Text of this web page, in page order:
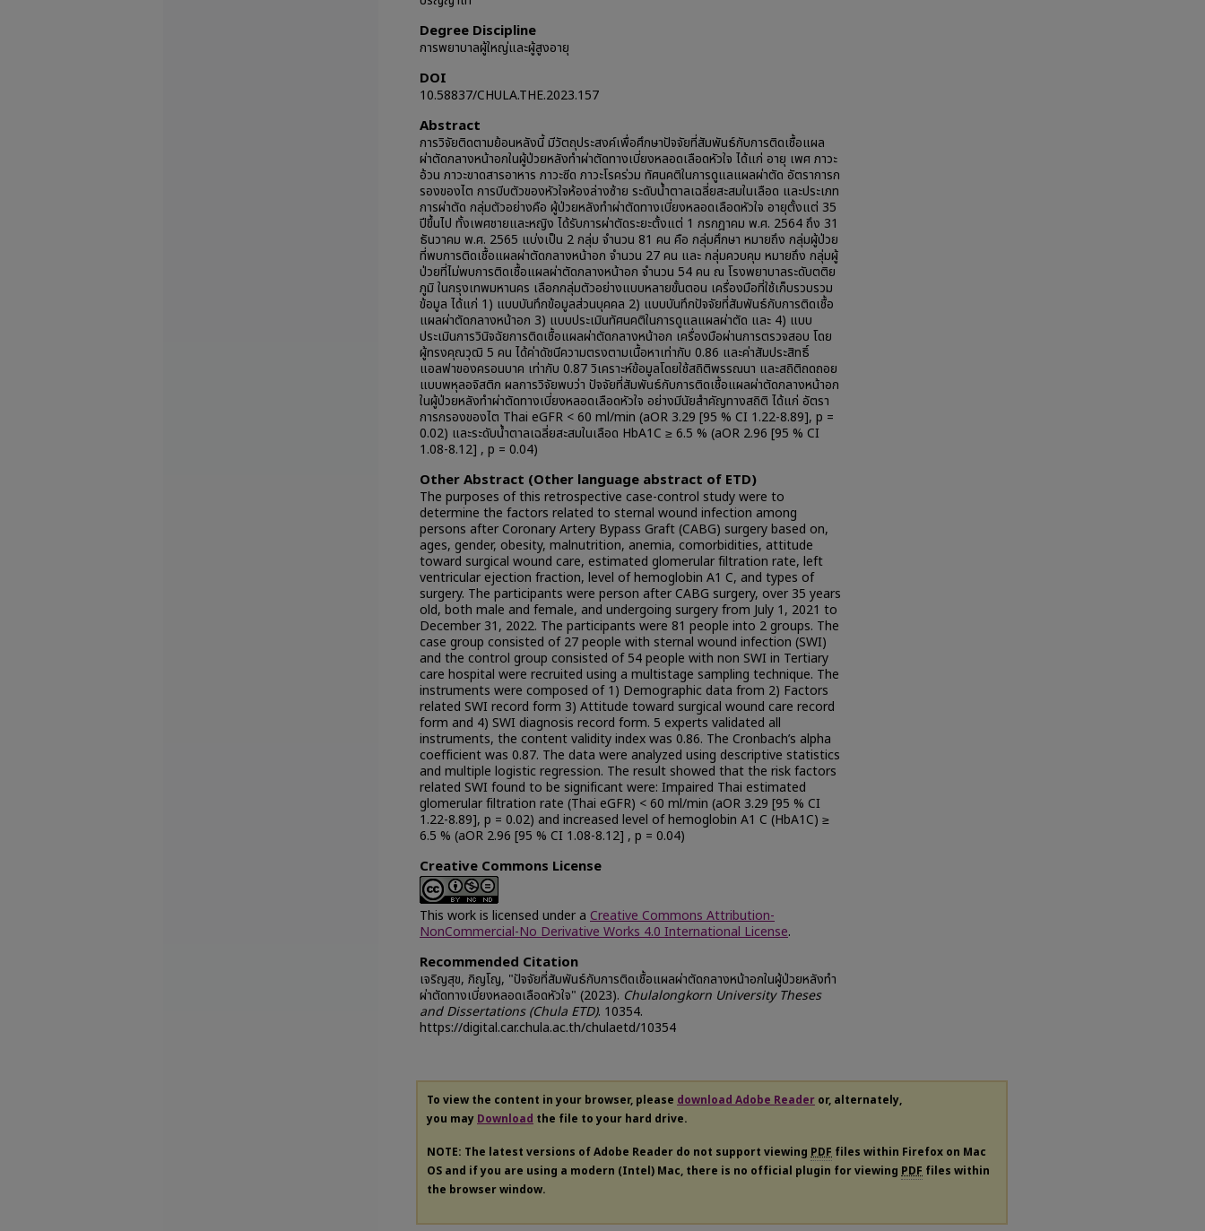
Degree Discipline
การพยาบาลผู้ใหญ่และผู้สูงอายุ
DOI
10.58837/CHULA.THE.2023.157
Abstract
การวิจัยติดตามย้อนหลังนี้ มีวัตถุประสงค์เพื่อศึกษาปัจจัยที่สัมพันธ์กับการติดเชื้อแผล
ผ่าตัดกลางหน้าอกในผู้ป่วยหลังทำผ่าตัดทางเบี่ยงหลอดเลือดหัวใจ ได้แก่ อายุ เพศ ภาวะ
อ้วน ภาวะขาดสารอาหาร ภาวะซีด ภาวะโรคร่วม ทัศนคติในการดูแลแผลผ่าตัด อัตราการก
รองของไต การบีบตัวของหัวใจห้องล่างซ้าย ระดับน้ำตาลเฉลี่ยสะสมในเลือด และประเภท
การผ่าตัด กลุ่มตัวอย่างคือ ผู้ป่วยหลังทำผ่าตัดทางเบี่ยงหลอดเลือดหัวใจ อายุตั้งแต่ 35
ปีขึ้นไป ทั้งเพศชายและหญิง ได้รับการผ่าตัดระยะตั้งแต่ 1 กรกฎาคม พ.ศ. 2564 ถึง 31
ธันวาคม พ.ศ. 2565 แบ่งเป็น 2 กลุ่ม จำนวน 81 คน คือ กลุ่มศึกษา หมายถึง กลุ่มผู้ป่วย
ที่พบการติดเชื้อแผลผ่าตัดกลางหน้าอก จำนวน 27 คน และ กลุ่มควบคุม หมายถึง กลุ่มผู้
ป่วยที่ไม่พบการติดเชื้อแผลผ่าตัดกลางหน้าอก จำนวน 54 คน ณ โรงพยาบาลระดับตติย
ภูมิ ในกรุงเทพมหานคร เลือกกลุ่มตัวอย่างแบบหลายขั้นตอน เครื่องมือที่ใช้เก็บรวบรวม
ข้อมูล ได้แก่ 1) แบบบันทึกข้อมูลส่วนบุคคล 2) แบบบันทึกปัจจัยที่สัมพันธ์กับการติดเชื้อ
แผลผ่าตัดกลางหน้าอก 3) แบบประเมินทัศนคติในการดูแลแผลผ่าตัด และ 4) แบบ
ประเมินการวินิจฉัยการติดเชื้อแผลผ่าตัดกลางหน้าอก เครื่องมือผ่านการตรวจสอบ โดย
ผู้ทรงคุณวุฒิ 5 คน ได้ค่าดัชนีความตรงตามเนื้อหาเท่ากับ 0.86 และค่าสัมประสิทธิ์
แอลฟาของครอนบาค เท่ากับ 0.87 วิเคราะห์ข้อมูลโดยใช้สถิติพรรณนา และสถิติถดถอย
แบบพหุลอจิสติก ผลการวิจัยพบว่า ปัจจัยที่สัมพันธ์กับการติดเชื้อแผลผ่าตัดกลางหน้าอก
ในผู้ป่วยหลังทำผ่าตัดทางเบี่ยงหลอดเลือดหัวใจ อย่างมีนัยสำคัญทางสถิติ ได้แก่ อัตรา
การกรองของไต Thai eGFR < 60 ml/min (aOR 3.29 [95 % CI 1.22-8.89], p =
0.02) และระดับน้ำตาลเฉลี่ยสะสมในเลือด HbA1C ≥ 6.5 % (aOR 2.96 [95 % CI
1.08-8.12] , p = 0.04)
Other Abstract (Other language abstract of ETD)
The purposes of this retrospective case-control study were to
determine the factors related to sternal wound infection among
persons after Coronary Artery Bypass Graft (CABG) surgery based on,
ages, gender, obesity, malnutrition, anemia, comorbidities, attitude
toward surgical wound care, estimated glomerular filtration rate, left
ventricular ejection fraction, level of hemoglobin A1 C, and types of
surgery. The participants were person after CABG surgery, over 35 years
old, both male and female, and undergoing surgery from July 1, 2021 to
December 31, 2022. The participants were 81 people into 2 groups. The
case group consisted of 27 people with sternal wound infection (SWI)
and the control group consisted of 54 people with non SWI in Tertiary
care hospital were recruited using a multistage sampling technique. The
instruments were composed of 1) Demographic data from 2) Factors
related SWI record form 3) Attitude toward surgical wound care record
form and 4) SWI diagnosis record form. 5 experts validated all
instruments, the content validity index was 0.86. The Cronbach’s alpha
coefficient was 0.87. The data were analyzed using descriptive statistics
and multiple logistic regression. The result showed that the risk factors
related SWI found to be significant were: Impaired Thai estimated
glomerular filtration rate (Thai eGFR) < 60 ml/min (aOR 3.29 [95 % CI
1.22-8.89], p = 0.02) and increased level of hemoglobin A1 C (HbA1C) ≥
6.5 % (aOR 2.96 [95 % CI 1.08-8.12] , p = 0.04)
Creative Commons License
This work is licensed under a Creative Commons Attribution-
NonCommercial-No Derivative Works 4.0 International License.
Recommended Citation
เจริญสุข, ภิญโญ, "ปัจจัยที่สัมพันธ์กับการติดเชื้อแผลผ่าตัดกลางหน้าอกในผู้ป่วยหลังทำ
ผ่าตัดทางเบี่ยงหลอดเลือดหัวใจ" (2023). Chulalongkorn University Theses
and Dissertations (Chula ETD). 10354.
https://digital.car.chula.ac.th/chulaetd/10354
To view the content in your browser, please download Adobe Reader or, alternately,
you may Download the file to your hard drive.
NOTE: The latest versions of Adobe Reader do not support viewing PDF files within Firefox on Mac
OS and if you are using a modern (Intel) Mac, there is no official plugin for viewing PDF files within
the browser window.